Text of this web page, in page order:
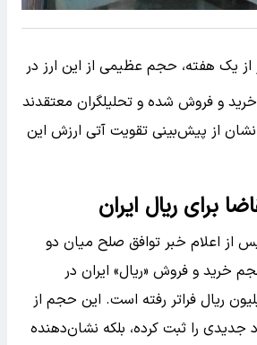
از یک هفته، حجم عظیمی از این ارز در
و فروش شده و تحلیلگران معتقدند
از پیش‌بینی تقویت آتی ارزش این
برای ریال ایران
از اعلام خبر توافق صلح میان دو
خرید و فروش «ریال» ایران در
ریال فراتر رفته است. این حجم از
جدیدی را ثبت کرده، بلکه نشان‌دهنده